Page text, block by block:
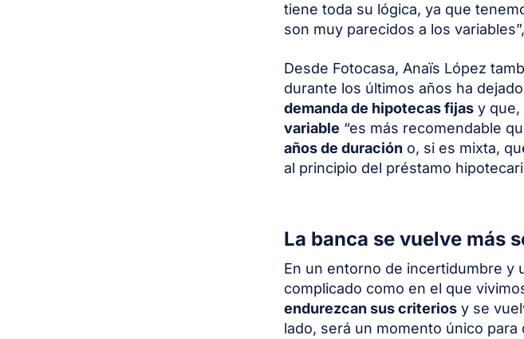
tiene toda su lógica, ya que
son muy parecidos a los
Desde Fotocasa, Anaïs López
durante los últimos años ha
demanda de hipotecas fijas y que,
variable “es más recomendable
años de duración o, si es mixta,
al principio del préstamo
La banca se vuelve más
En un entorno de incertidumbre y
complicado como en el que
endurezcan sus criterios y se
lado, será un momento único para